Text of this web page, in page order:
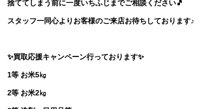
捨ててしまう前に一度いちふじまでご相談ください🎵
スタッフ一同心よりお客様のご来店お待ちしております♪
✨買取応援キャンペーン行っております✨
1等 お米5㎏
2等 お米2㎏